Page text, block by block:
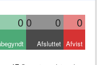
0 0 0 0
Afsluttet Afvist